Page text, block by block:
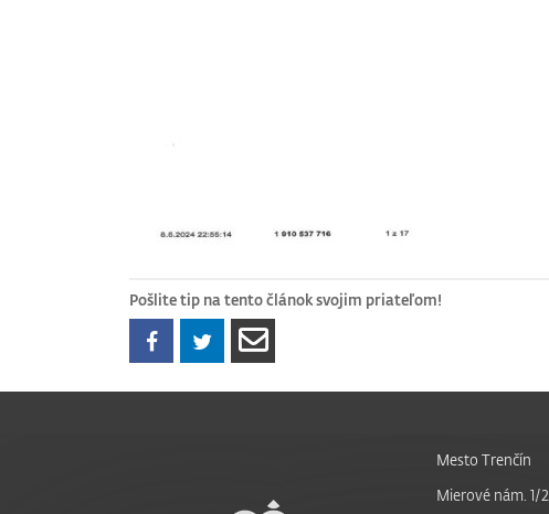
Pošlite tip na tento článok svojim priateľom!
Mesto Trenčín
Mierové nám. 1/2